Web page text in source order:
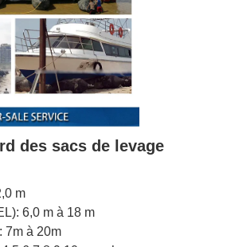
des sacs de levage
m
6,0 m à 18 m
7m à 20m